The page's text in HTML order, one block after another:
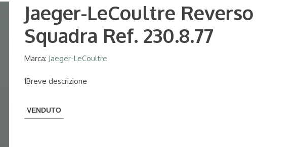
Jaeger-LeCoultre Reverso
Squadra Ref. 230.8.77
Marca: Jaeger-LeCoultre
1Breve descrizione
VENDUTO